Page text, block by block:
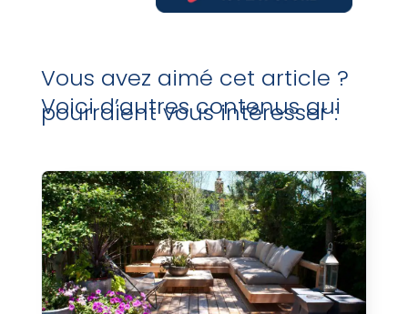
Vous avez aimé cet article ?
Voici d’autres contenus qui
pourraient vous intéresser :